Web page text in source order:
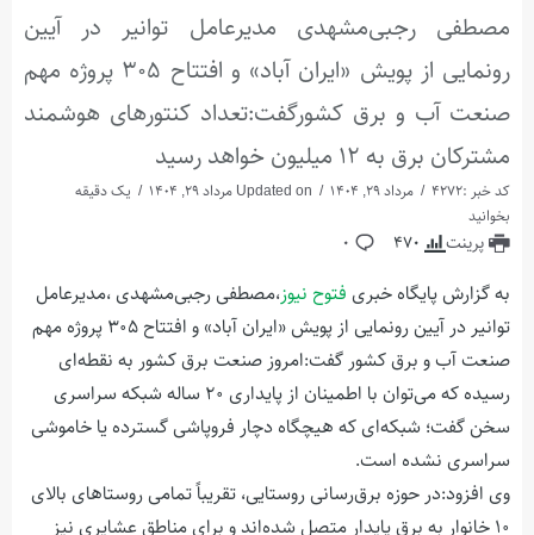
مصطفی رجبی‌مشهدی مدیرعامل توانیر در آیین
رونمایی از پویش «ایران آباد» و افتتاح ۳۰۵ پروژه مهم
صنعت آب و برق کشورگفت:تعداد کنتورهای هوشمند
مشترکان برق به ۱۲ میلیون خواهد رسید
کد خبر :4272 مرداد 29, 1404
یک دقیقه
بخوانید
پرینت 470
0
به گزارش پایگاه خبری فتوح نیوز،مصطفی رجبی‌مشهدی ،مدیرعامل
توانیر در آیین رونمایی از پویش «ایران آباد» و افتتاح ۳۰۵ پروژه مهم
صنعت آب و برق کشور گفت:امروز صنعت برق کشور به نقطه‌ای
رسیده که می‌توان با اطمینان از پایداری ۲۰ ساله شبکه سراسری
سخن گفت؛ شبکه‌ای که هیچگاه دچار فروپاشی گسترده یا خاموشی
سراسری نشده است.
وی افزود:در حوزه برق‌رسانی روستایی، تقریباً تمامی روستاهای بالای
۱۰ خانوار به برق پایدار متصل شده‌اند و برای مناطق عشایری نیز